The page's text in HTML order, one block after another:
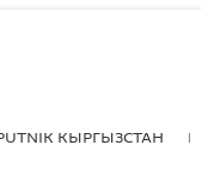
КЫРГЫЗСТАН